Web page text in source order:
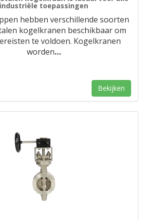
industriële toepassingen
hebben verschillende soorten
kogelkranen beschikbaar om
te voldoen. Kogelkranen
worden…
Bekijken